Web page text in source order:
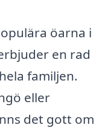
öarna i
en rad
familjen.
eller
det gott om